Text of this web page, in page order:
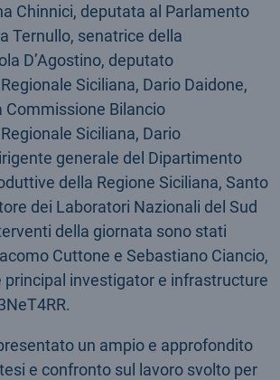
Chinnici, deputata al Parlamento
Ternullo, senatrice della
D’Agostino, deputato
Siciliana, Dario Daidone,
Commissione Bilancio
Siciliana, Dario
generale del Dipartimento
della Regione Siciliana, Santo
dei Laboratori Nazionali del Sud
della giornata sono stati
Cuttone e Sebastiano Ciancio,
investigator e infrastructure
un ampio e approfondito
e confronto sul lavoro svolto per